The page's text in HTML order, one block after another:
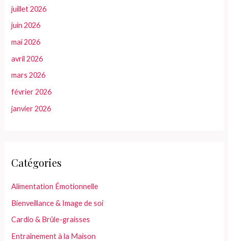
juillet 2026
juin 2026
mai 2026
avril 2026
mars 2026
février 2026
janvier 2026
Catégories
Alimentation Émotionnelle
Bienveillance & Image de soi
Cardio & Brûle-graisses
Entraînement à la Maison